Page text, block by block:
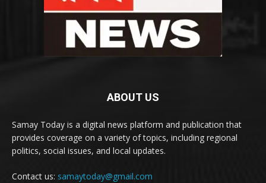
ABOUT US
Samay Today is a digital news platform and publication that
provides coverage on a variety of topics, including regional
politics, social issues, and local updates.
Contact us: samaytoday@gmail.com